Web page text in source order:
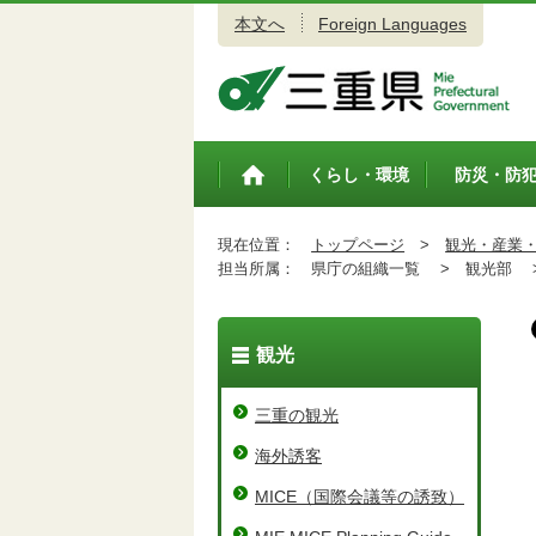
本文へ Foreign Languages
トップペ
くらし・環境 防災・防
現在位置： トップページ > 観光・産業
担当所属：
県庁の組織一覧 > 観光部
観光
三重の観光
海外誘客
MICE（国際会議等の誘致）